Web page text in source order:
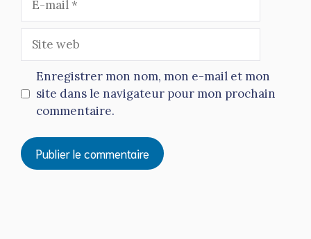
mail
web
Enregistrer mon nom, mon e-mail et mon
site dans le navigateur pour mon prochain
commentaire.